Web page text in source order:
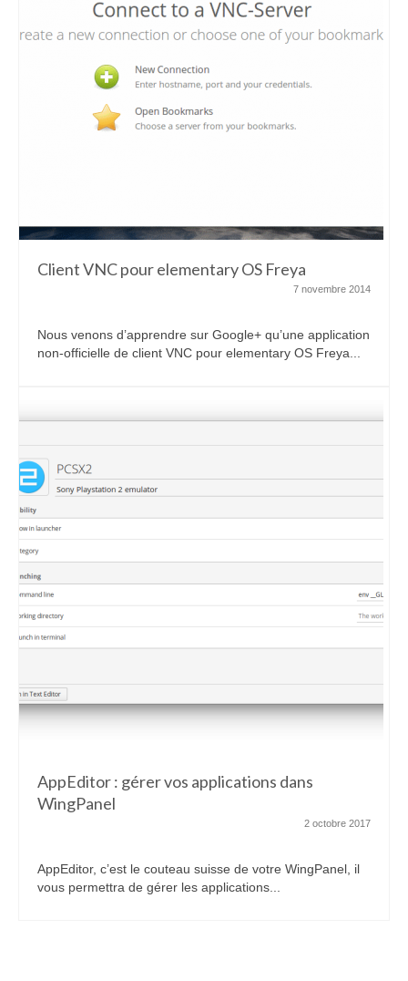
Client VNC pour elementary OS Freya
7 novembre 2014
Nous venons d’apprendre sur Google+ qu’une application
non-officielle de client VNC pour elementary OS Freya...
AppEditor : gérer vos applications dans
WingPanel
2 octobre 2017
AppEditor, c’est le couteau suisse de votre WingPanel, il
vous permettra de gérer les applications...